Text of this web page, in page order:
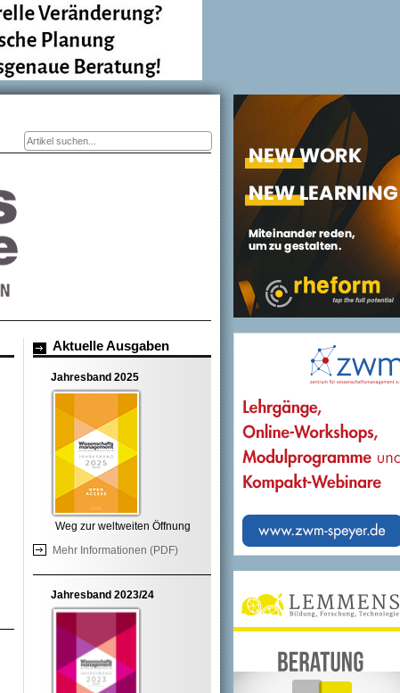
Suchformular
Aktuelle Ausgaben
Jahresband 2025
Weg zur weltweiten Öffnung
Mehr Informationen (PDF)
Jahresband 2023/24